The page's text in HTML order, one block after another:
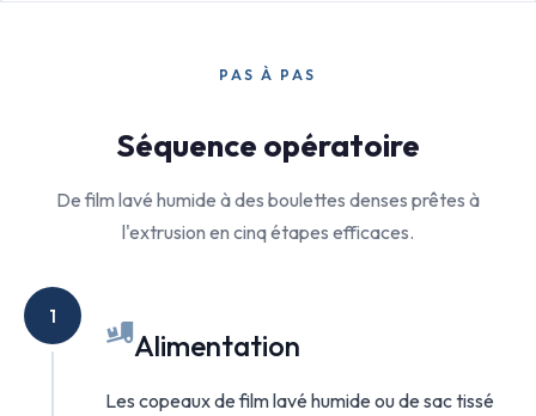
PAS À PAS
Séquence opératoire
De film lavé humide à des boulettes denses prêtes à
l'extrusion en cinq étapes efficaces.
1
Alimentation
Les copeaux de film lavé humide ou de sac tissé